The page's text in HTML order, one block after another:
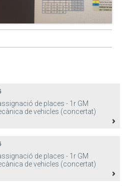
de places - 1r GM
de vehicles (concertat)
de places - 1r GM
de vehicles (concertat)